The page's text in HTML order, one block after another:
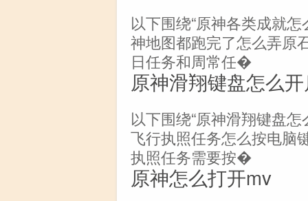
以下围绕“原神各类成就
神地图都跑完了怎么弄原
日任务和周常任�
原神滑翔键盘怎么
以下围绕“原神滑翔键盘
飞行执照任务怎么按电脑
执照任务需要按�
原神怎么打开mv